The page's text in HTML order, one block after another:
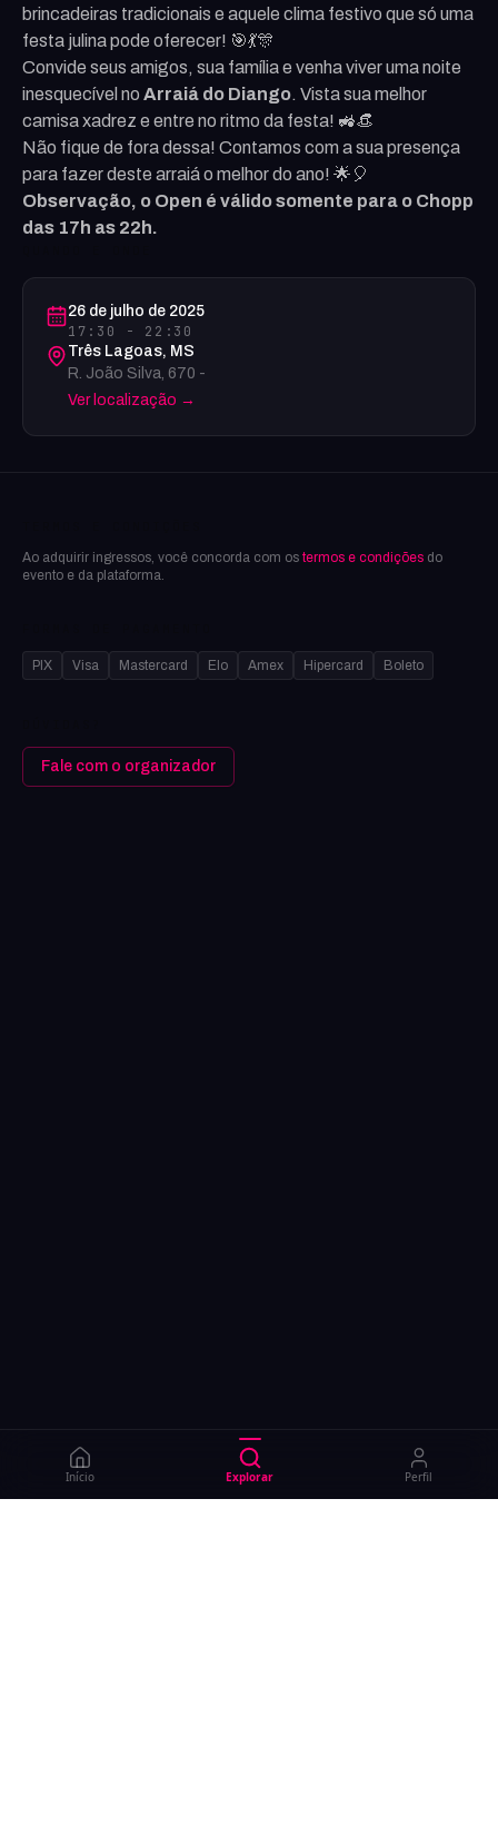
brincadeiras tradicionais e aquele clima festivo que só uma
festa julina pode oferecer! 🎯💃🎊
Convide seus amigos, sua família e venha viver uma noite
inesquecível no Arraiá do Diango. Vista sua melhor
camisa xadrez e entre no ritmo da festa! 🚜👒
Não fique de fora dessa! Contamos com a sua presença
para fazer deste arraiá o melhor do ano! 🌟🎈
Observação, o Open é válido somente para o Chopp
das 17h as 22h.
26 de julho de 2025
17:30 - 22:30
Três Lagoas, MS
R. João Silva, 670 -
Ver localização →
Ao adquirir ingressos, você concorda com os termos e condições do
evento e da plataforma.
PIX Visa Mastercard Elo Amex Hipercard Boleto
Fale com o organizador
Início Explorar Perfil